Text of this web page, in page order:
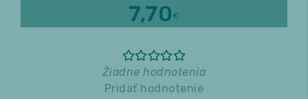
7,70€
Žiadne hodnotenia
Pridať hodnotenie